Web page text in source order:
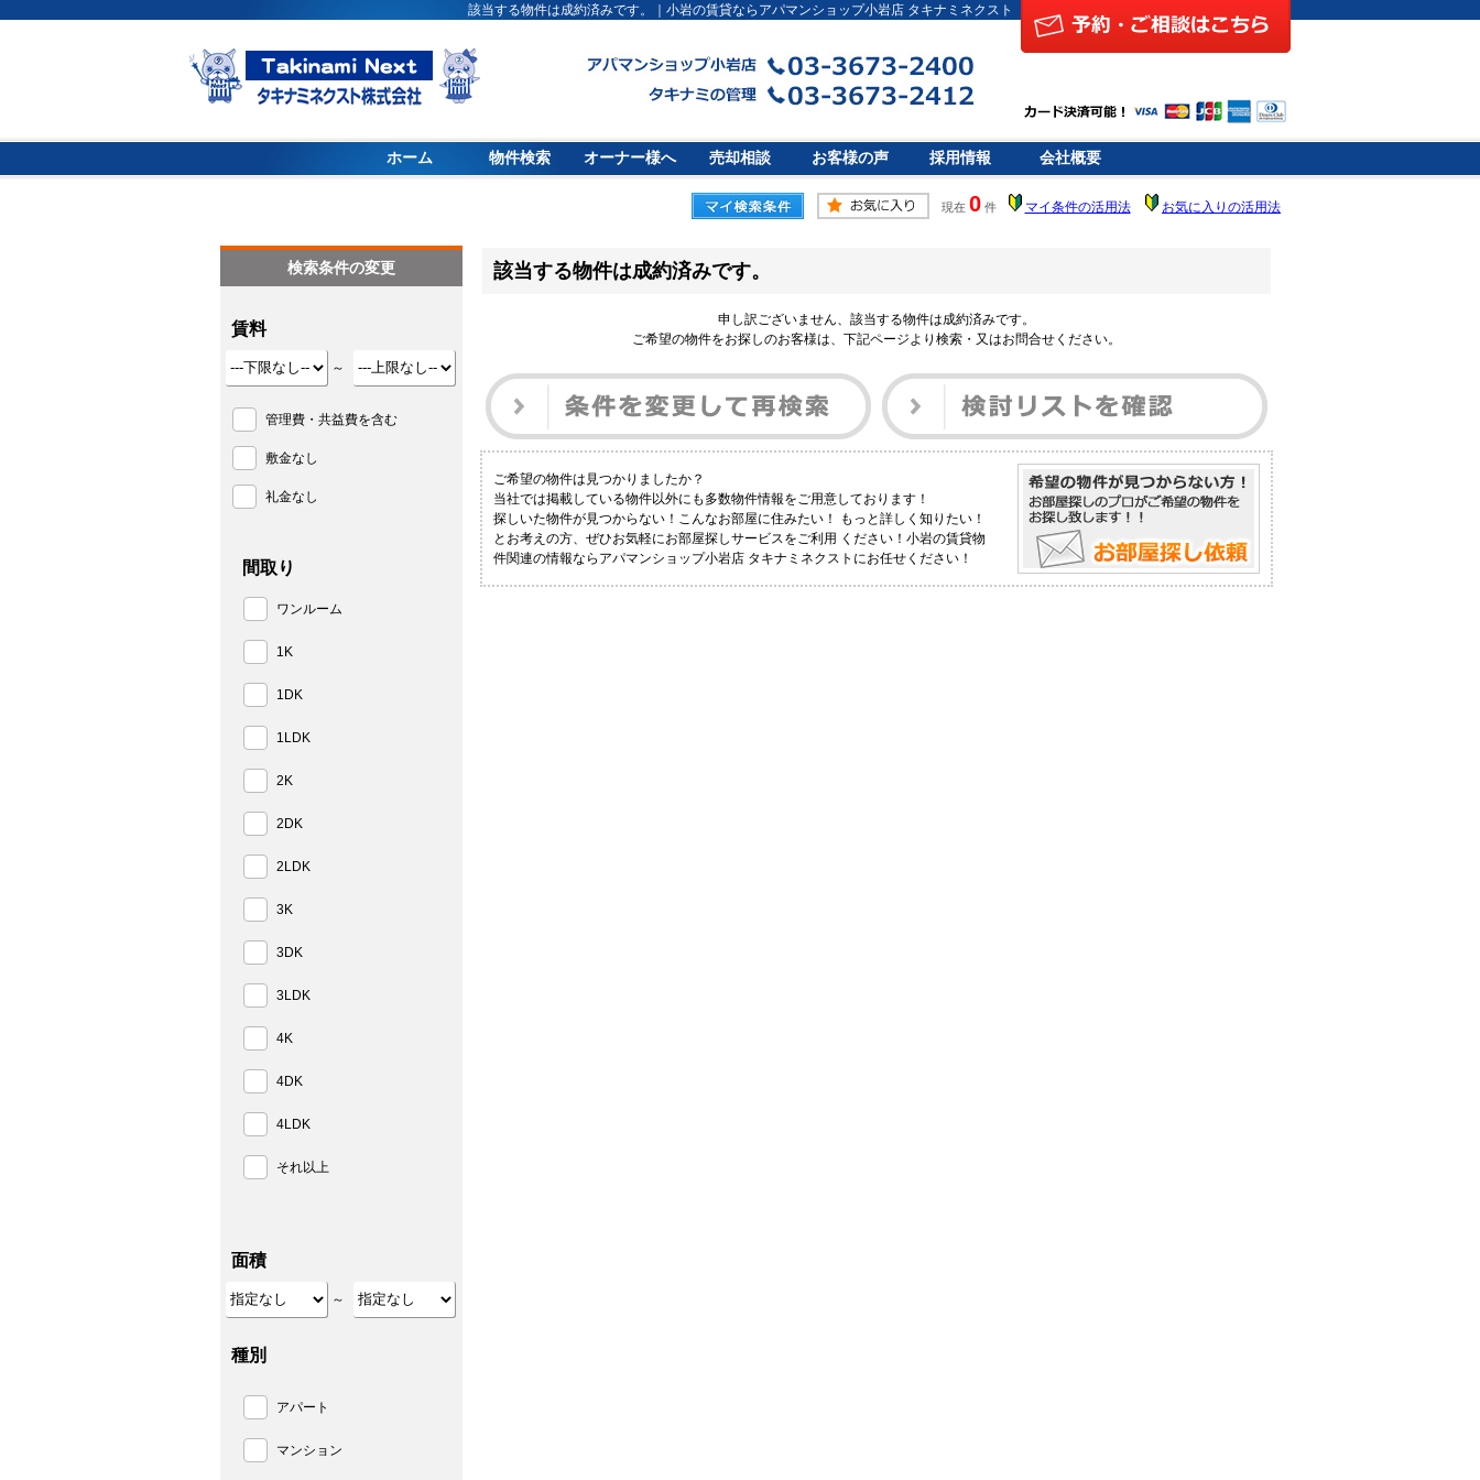
該当する物件は成約済みです。｜小岩の賃貸ならアパマンショップ小岩店 タキナミネクスト
ホーム 物件検索 オーナー様へ 売却相談 お客様の声 採用情報 会社概要
現在 0 件 マイ条件の活用法 お気に入りの活用法
該当する物件は成約済みです。
申し訳ございません、該当する物件は成約済みです。
ご希望の物件をお探しのお客様は、下記ページより検索・又はお問合せください。
ご希望の物件は見つかりましたか？
当社では掲載している物件以外にも多数物件情報をご用意しております！
探しいた物件が見つからない！こんなお部屋に住みたい！ もっと詳しく知りたい！
とお考えの方、ぜひお気軽にお部屋探しサービスをご利用 ください！小岩の賃貸物
件関連の情報ならアパマンショップ小岩店 タキナミネクストにお任せください！
検索条件の変更
賃料
～
管理費・共益費を含む
敷金なし
礼金なし
間取り
ワンルーム
1K
1DK
1LDK
2K
2DK
2LDK
3K
3DK
3LDK
4K
4DK
4LDK
それ以上
面積
～
種別
アパート
マンション